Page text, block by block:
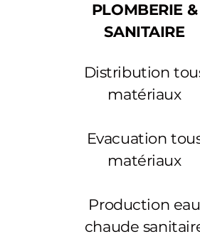
PLOMBERIE &
SANITAIRE
Distribution
matériaux
Evacuation
matériaux
Production eau
chaude